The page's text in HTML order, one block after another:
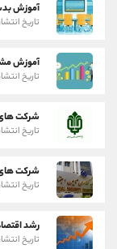
آموزش
تاریخ انتشار : ۱۹
آموزش
تاریخ انتشار : ۱۹
شرکت
تاریخ انتشار : ۷
شرکت
تاریخ انتشار : ۵
رشد
تاریخ انتشار : ۹